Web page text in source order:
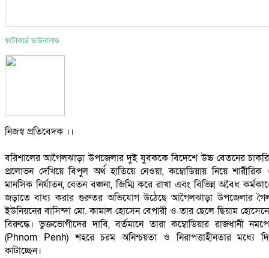
ফটোকার্ড ডাউনলোড
‎নিজস্ব প্রতিবেদক ।।
‎বরিশালের আগৈলঝাড়া উপজেলার দুই যুবককে বিদেশে উচ্চ বেতনের
প্রলোভন দেখিয়ে বিপুল অর্থ হাতিয়ে নেওয়া, কম্বোডিয়ায় নিয়ে শারীরিক
মানসিক নির্যাতন, বেতন বঞ্চনা, জিম্মি করে রাখা এবং বিভিন্ন অবৈধ
জড়াতে বাধ্য করার গুরুতর অভিযোগ উঠেছে আগৈলঝাড়া উপজেলার
ইউনিয়নের বাসিন্দা মো. কামাল হোসেন বেপারী ও তার ছেলে ছিয়াম
বিরুদ্ধে। ভুক্তভোগীদের দাবি, বর্তমানে তারা কম্বোডিয়ার রাজধানী
(Phnom Penh) শহরে চরম অনিশ্চয়তা ও নিরাপত্তাহীনতার মধ্যে
কাটাচ্ছেন।